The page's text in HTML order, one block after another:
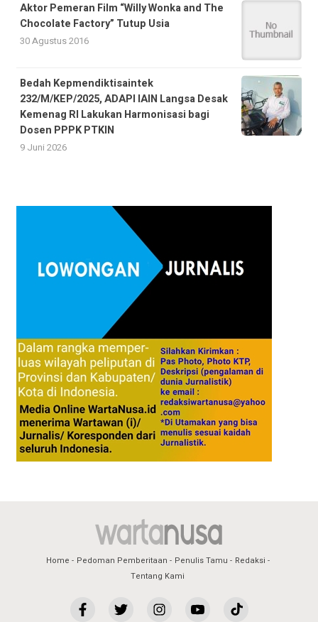
Aktor Pemeran Film “Willy Wonka and The
Chocolate Factory” Tutup Usia
30 Agustus 2016
Bedah Kepmendiktisaintek
232/M/KEP/2025, ADAPI IAIN Langsa Desak
Kemenag RI Lakukan Harmonisasi bagi
Dosen PPPK PTKIN
9 Juni 2026
Home Pedoman Pemberitaan Penulis Tamu
Redaksi
Tentang Kami